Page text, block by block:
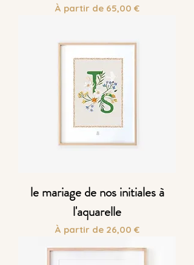
À partir de 65,00 €
Prix promotionnel
le mariage de nos initiales à
l'aquarelle
À partir de 26,00 €
Prix promotionnel